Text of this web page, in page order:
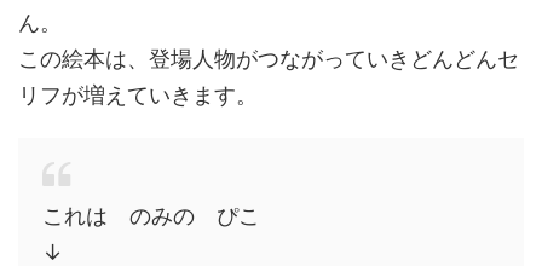
ん。
この絵本は、登場人物がつながっていきどんどんセ
リフが増えていきます。
これは のみの ぴこ
↓